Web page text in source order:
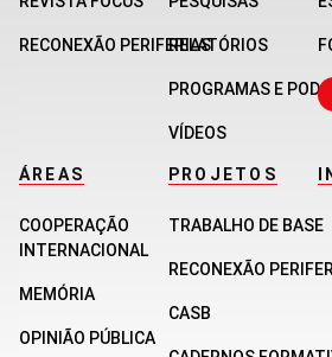
RECONEXÃO PERIFERIASRELATÓRIOS
PROGRAMAS E
VÍDEOS
ÁREAS
COOPERAÇÃO
INTERNACIONAL
MEMÓRIA
OPINIÃO PÚBLICA
PROJETOS
TRABALHO DE BASE
RECONEXÃO
CASB